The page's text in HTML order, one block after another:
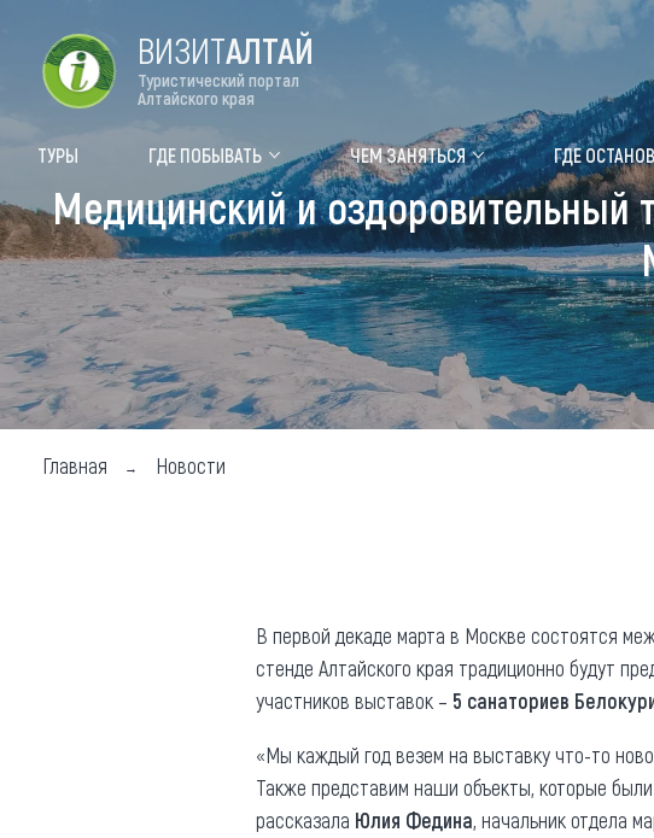
Форум VISIT ALTAI Цветение
Туры Где побывать
Объекты природы
Объекты истории и
Объекты
Топ туристических
Придорожные кафе
Новости
Что привезти
ВИЗИТАЛТАЙ
Туристический портал
Алтайского края
ТУРЫ ГДЕ ПОБЫВАТЬ ЧЕМ ЗАНЯТЬСЯ ГДЕ
Медицинский и оздоровительный
Главная Новости
В первой декаде марта в Москве состоятся
стенде Алтайского края традиционно будут
участников выставок – 5 санаториев
«Мы каждый год везем на выставку что-то
Также представим наши объекты, которые
рассказала Юлия Федина, начальник отдела